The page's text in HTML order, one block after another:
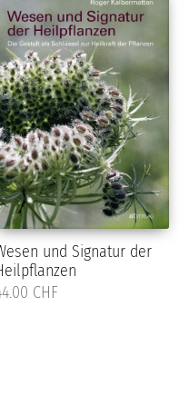
und Signatur der
CHF